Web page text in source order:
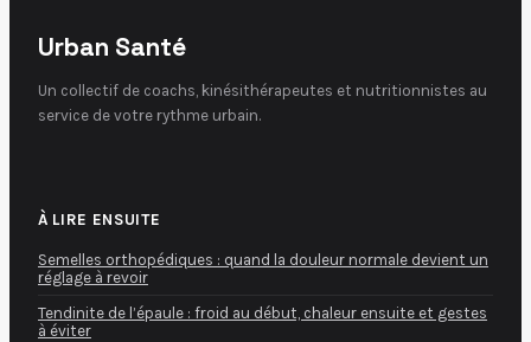
Urban Santé
Un collectif de coachs, kinésithérapeutes et nutritionnistes au
service de votre rythme urbain.
À LIRE ENSUITE
Semelles orthopédiques : quand la douleur normale devient un
réglage à revoir
Tendinite de l’épaule : froid au début, chaleur ensuite et gestes
à éviter